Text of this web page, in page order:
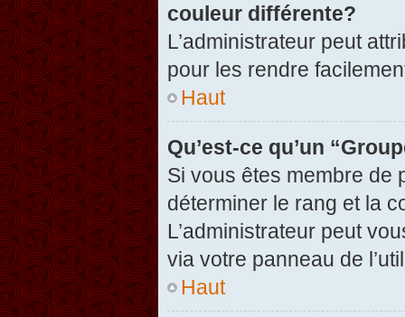
couleur différente?
L’administrateur peut
pour les rendre
Haut
Qu’est-ce qu’un
Si vous êtes membre de
déterminer le rang et la
L’administrateur peut
via votre panneau de
Haut